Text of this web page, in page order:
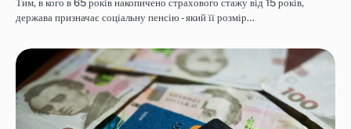
Тим, в кого в 65 років накопичено страхового стажу від 15 років,
держава призначає соціальну пенсію - який її розмір…